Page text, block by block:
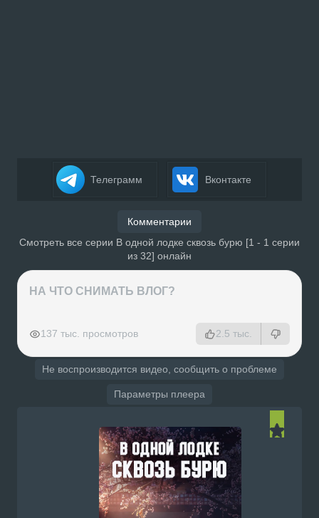
Телеграмм Вконтакте
Комментарии
Смотреть все серии В одной лодке сквозь бурю [1 - 1 серии
из 32] онлайн
НА ЧТО СНИМАТЬ ВЛОГ?
137 тыс. просмотров 2.5 тыс.
Не воспроизводится видео, сообщить о проблеме
Параметры плеера